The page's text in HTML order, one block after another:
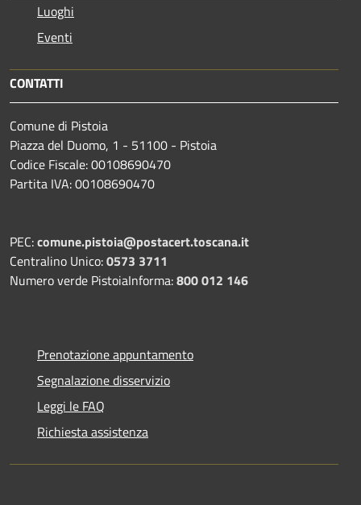
Luoghi
Eventi
CONTATTI
Comune di Pistoia
Piazza del Duomo, 1 - 51100 - Pistoia
Codice Fiscale: 00108690470
Partita IVA: 00108690470
PEC:comune.pistoia@postacert.toscana.it
Centralino Unico:0573 3711
Numero verde PistoiaInforma:800 012 146
Prenotazione appuntamento
Segnalazione disservizio
Leggi le FAQ
Richiesta assistenza